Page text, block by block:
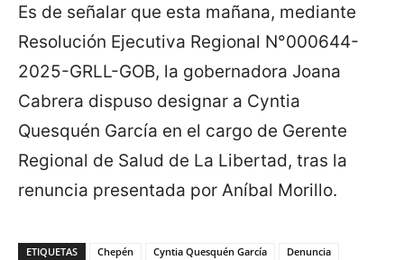
Es de señalar que esta mañana, mediante
Resolución Ejecutiva Regional N°000644-
2025-GRLL-GOB, la gobernadora Joana
Cabrera dispuso designar a Cyntia
Quesquén García en el cargo de Gerente
Regional de Salud de La Libertad, tras la
renuncia presentada por Aníbal Morillo.
ETIQUETAS Chepén Cyntia Quesquén García
Denuncia